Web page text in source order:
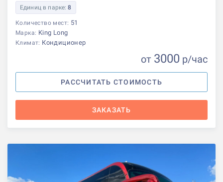
Единиц в парке:8
Количество мест: 51
Марка: King Long
Климат: Кондиционер
от 3000 р/час
РАССЧИТАТЬ СТОИМОСТЬ
ЗАКАЗАТЬ